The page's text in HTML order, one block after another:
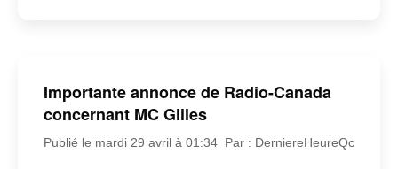
Importante annonce de Radio-Canada
concernant MC Gilles
Publié le mardi 29 avril à 01:34 Par : DerniereHeureQc